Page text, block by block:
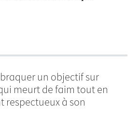
un objectif sur
meurt de faim tout en
respectueux à son